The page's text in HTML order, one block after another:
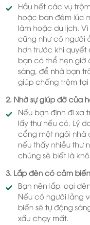
Hầu hết các vụ
hoặc ban đêm lúc
làm hoặc du lịch.
cũng như có người
hơn trước khi quyết
bạn có thể hẹn giờ
sáng, để nhà bạn
giúp chống trộm
2. Nhờ sự giúp đỡ của
Nếu bạn định đi xa
lấy thư nếu có. Lý
cổng một ngôi nhà
nếu thấy nhiều thư
chúng sẽ biết là
3. Lắp đèn có cảm
Bạn nên lắp loại
Nếu có người lảng
biến sẽ tự động
xấu chạy mất.